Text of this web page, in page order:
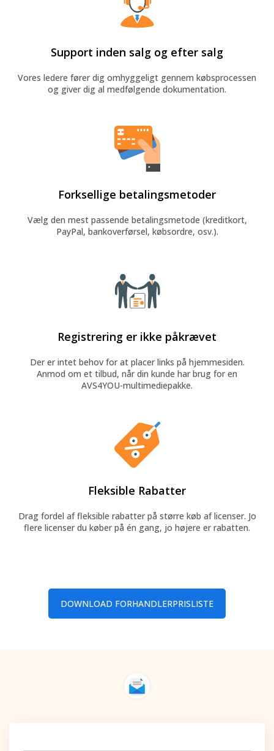
Support inden salg og efter salg
Vores ledere fører dig omhyggeligt gennem købsprocessen
og giver dig al medfølgende dokumentation.
Forksellige betalingsmetoder
Vælg den mest passende betalingsmetode (kreditkort,
PayPal, bankoverførsel, købsordre, osv.).
Registrering er ikke påkrævet
Der er intet behov for at placer links på hjemmesiden.
Anmod om et tilbud, når din kunde har brug for en
AVS4YOU-multimediepakke.
Fleksible Rabatter
Drag fordel af fleksible rabatter på større køb af licenser. Jo
flere licenser du køber på én gang, jo højere er rabatten.
DOWNLOAD FORHANDLERPRISLISTE